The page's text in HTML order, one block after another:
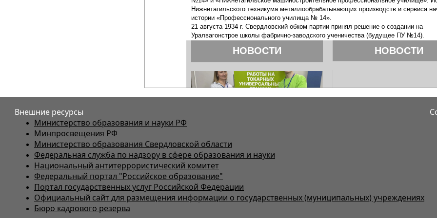
Внешние ресурсы
Министерство образования и науки РФ
Минпросвещения РФ
Министерство образования Свердловской области
Федеральная служба по надзору в сфере образования и науки
Национальный антитеррористический комитет
Федеральный портал "Российское образование"
Портал государственных услуг Российской Федерации
Официальный сайт для размещения информации о государственных (муниципальных) учреждениях
Бюро кадрового резерва